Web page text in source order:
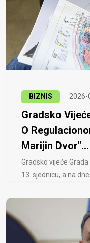
BIZNIS 2026-
Gradsko
O
Marijin Dvor"...
Gradsko vijeće
13. sjednicu, a na